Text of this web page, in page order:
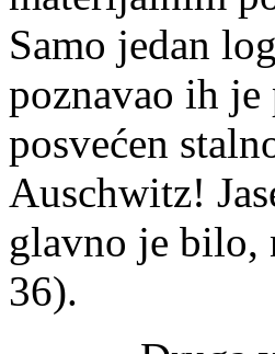
Samo jedan
poznavao ih je
posvećen
Auschwitz!
glavno je bilo,
36).